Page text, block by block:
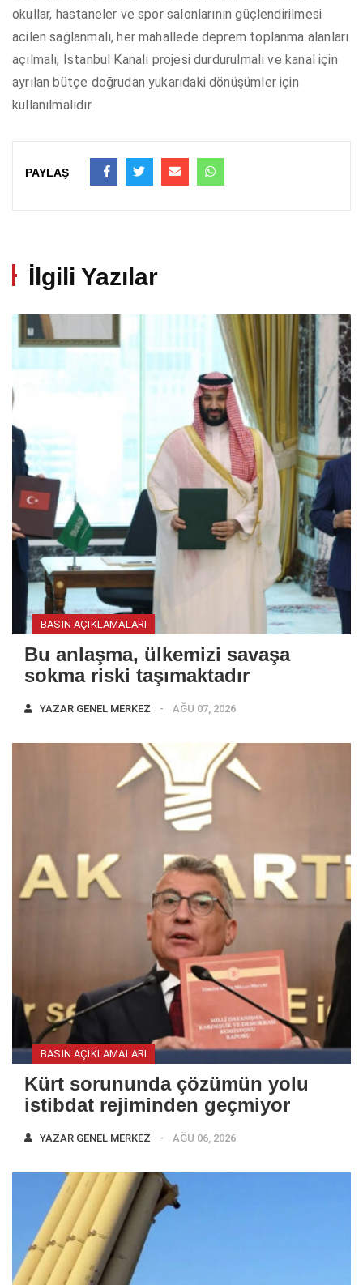
okullar, hastaneler ve spor salonlarının güçlendirilmesi
acilen sağlanmalı, her mahallede deprem toplanma alanları
açılmalı, İstanbul Kanalı projesi durdurulmalı ve kanal için
ayrılan bütçe doğrudan yukarıdaki dönüşümler için
kullanılmalıdır.
PAYLAŞ
İlgili Yazılar
BASIN AÇIKLAMALARI
Bu anlaşma, ülkemizi savaşa
sokma riski taşımaktadır
YAZAR GENEL MERKEZ AĞU 07, 2026
BASIN AÇIKLAMALARI
Kürt sorununda çözümün yolu
istibdat rejiminden geçmiyor
YAZAR GENEL MERKEZ AĞU 06, 2026